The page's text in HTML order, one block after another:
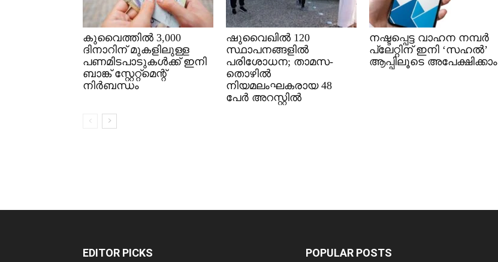
കുവൈത്തിൽ 3,000
ദിനാറിന് മുകളിലുള്ള
പണമിടപാടുകൾക്ക് ഇനി
ബാങ്ക് സ്റ്റേറ്റ്മെന്റ്
നിർബന്ധം
ഷുവൈഖിൽ 120
സ്ഥാപനങ്ങളിൽ
പരിശോധന; താമസ-
തൊഴിൽ
നിയമലംഘകരായ 48
പേർ അറസ്റ്റിൽ
നഷ്ടപ്പെട്ട വാഹന നമ്പർ
പ്ലേറ്റിന് ഇനി ‘സഹൽ’
ആപ്പിലൂടെ അപേക്ഷിക്കാം
EDITOR PICKS POPULAR POSTS